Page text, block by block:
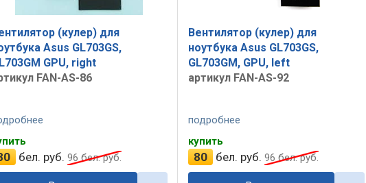
(кулер) для
Asus GL703GS,
GPU, right
FAN-AS-86
бел. руб. 96бел. руб.
Вентилятор (кулер) для
ноутбука Asus GL703GS,
GL703GM, GPU, left
артикул FAN-AS-92
подробнее
купить
80 бел. руб. 96бел. руб.